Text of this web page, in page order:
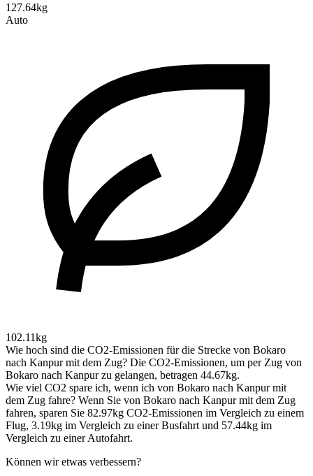
127.64kg
Auto
102.11kg
Wie hoch sind die CO2-Emissionen für die Strecke von Bokaro
nach Kanpur mit dem Zug? Die CO2-Emissionen, um per Zug von
Bokaro nach Kanpur zu gelangen, betragen 44.67kg.
Wie viel CO2 spare ich, wenn ich von Bokaro nach Kanpur mit
dem Zug fahre? Wenn Sie von Bokaro nach Kanpur mit dem Zug
fahren, sparen Sie 82.97kg CO2-Emissionen im Vergleich zu einem
Flug, 3.19kg im Vergleich zu einer Busfahrt und 57.44kg im
Vergleich zu einer Autofahrt.
Können wir etwas verbessern?